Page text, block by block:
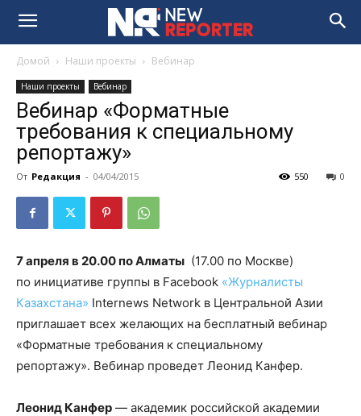
Домой Наши проекты Вебинар
Наши проекты Вебинар
Вебинар «Форматные
требования к специальному
репортажу»
От Редакция - 04/04/2015 0
550
7 апреля в 20.00 по Алматы (17.00 по Москве)
по инициативе группы в Facebook «Журналисты
Казахстана» Internews Network в Центральной Азии
приглашает всех желающих на бесплатный вебинар
«Форматные требования к специальному
репортажу». Вебинар проведет Леонид Канфер.
Леонид Канфер — академик российской академии